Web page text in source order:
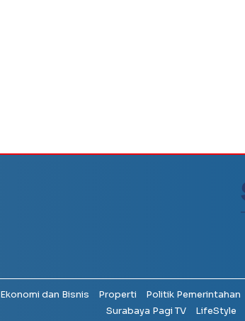
Ekonomi dan Bisnis Properti Politik Pemerintahan
Surabaya Pagi TV
LifeStyle